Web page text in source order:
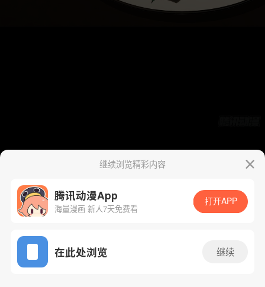
App免费看
继续浏览精彩内容
腾讯动漫App
海量漫画 新人7天免费看
打开APP
在此处浏览 继续